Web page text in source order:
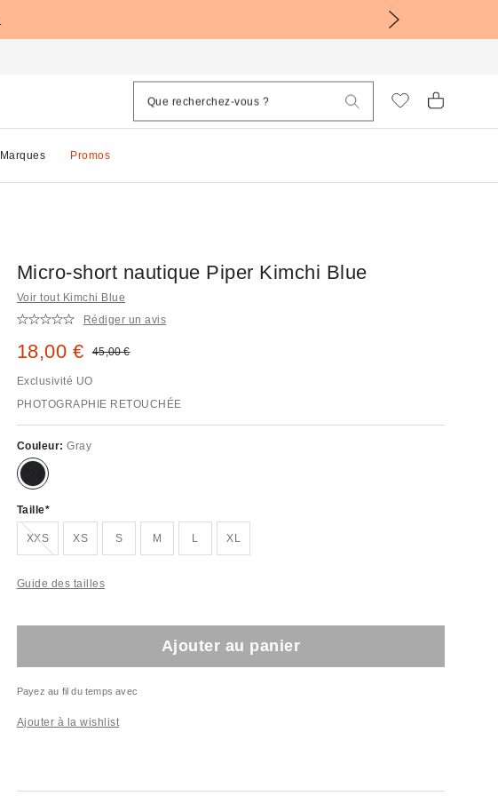
Marques Promos
Micro-short nautique Piper Kimchi Blue
Voir tout Kimchi Blue
Rédiger un avis
Prix remisé :
18,00 € Prix d'origine :
45,00 €
Exclusivité UO
PHOTOGRAPHIE RETOUCHÉE
Couleur:Gray
Taille
XXS
En rupture de stock ! XS S M L XL
Guide des tailles
Ajouter au panier
Payez au fil du temps avec
Ajouter à la wishlist